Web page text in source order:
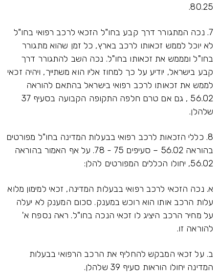
80.25.
7. נכה המתגורר דרך קבע בחו"ל הזכאי לרכב רפואי בחו"ל
לא יוכל לממש זכאותו לרכב בארץ, כל זמן שהוא מתגורר
בחו"ל ומממש את זכאותו בחו"ל. נכה השב להתגורר דרך
קבע בישראל, יודיע על כך למחוז אליו הוא משתייך, ויהיה זכאי
לממש את זכאותו לרכב רפואי בישראל בהתאם להוראה
56.02 , גם אם טרם חלפה התקופה הקבועה בסעיף 37
שלהלן.
8. כללי הזכאות לרכב רפואי בבעלות המדינה בחו"ל מפורטים
בהוראה 56.02 – סעיפים 75 - 78. על אף האמור בהוראה
56.02, יחולו הכללים המפורטים להלן:
א. נכה הזכאי לרכב רפואי בבעלות המדינה, זכאי למימון מלוא
עלות הרכב אותו הוא רוכש במענק. סכום המענק לא יעלה
על מחיר הרכב היציג לו זכאי הנכה בחו"ל. ראה נספח א'
להוראה זו.
ב. על זכאי המבקש להחליף את הרכב הרפואי בבעלות
המדינה יחולו הוראות סעיף 39 שלהלן.